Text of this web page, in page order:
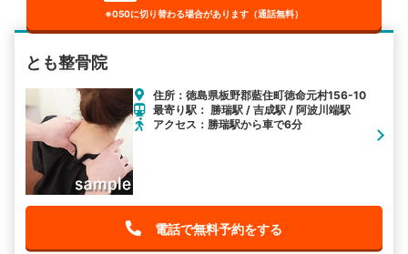
※050に切り替わる場合があります（通話無料）
とも整骨院
住所：徳島県板野郡藍住町徳命元村156-10
最寄り駅： 勝瑞駅 / 吉成駅 / 阿波川端駅
アクセス：勝瑞駅から車で6分
電話で無料予約をする